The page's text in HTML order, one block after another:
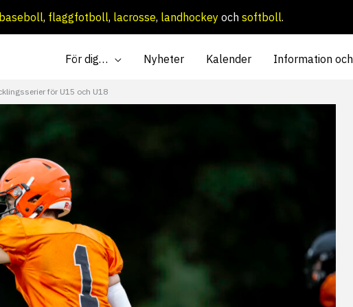
baseboll, flaggfotboll, lacrosse, landhockey och softboll.
För dig… Nyheter Kalender Information
för U15 och U18